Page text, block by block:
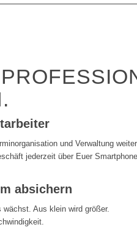
und Verwaltung
jederzeit über Euer
absichern
wächst. Aus klein wird größer.